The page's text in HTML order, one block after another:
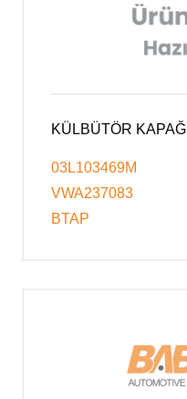
KÜLBÜTÖR KAPAĞI
03L103469M
VWA237083
BTAP